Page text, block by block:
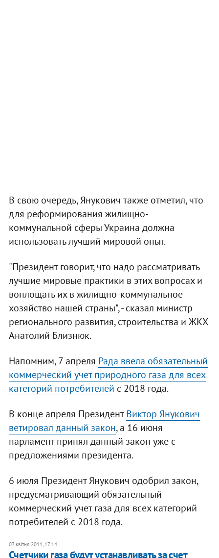
В свою очередь, Янукович также отметил, что
для реформирования жилищно-
коммунальной сферы Украина должна
использовать лучший мировой опыт.
"Президент говорит, что надо рассматривать
лучшие мировые практики в этих вопросах и
воплощать их в жилищно-коммунальное
хозяйство нашей страны", - сказал министр
регионального развития, строительства и ЖКХ
Анатолий Близнюк.
Напомним, 7 апреля Рада ввела обязательный
коммерческий учет природного газа для всех
категорий потребителей с 2018 года.
В конце апреля ПрезидентВиктор Янукович
ветировал данный закон, а 16 июня
парламент принял данный закон уже с
предложениями президента.
6 июля Президент Янукович одобрил закон,
предусматривающий обязательный
коммерческий учет газа для всех категорий
потребителей с 2018 года.
07 квітня 2011, 17:14
Счетчики газа будут устанавливать за счет